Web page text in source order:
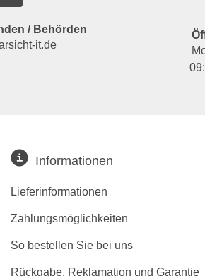
/ Behörden
it.de
Informationen
Lieferinformationen
Zahlungsmöglichkeiten
So bestellen Sie bei uns
Rückgabe, Reklamation und Garantie